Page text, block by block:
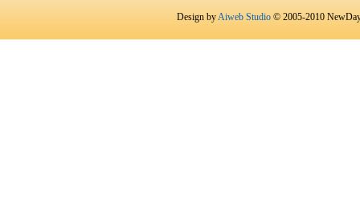
Design byAiweb Studio © 2005-2010